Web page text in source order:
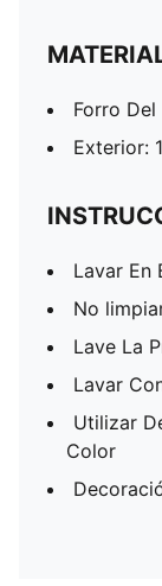
Forro
Exterior:
Lavar En
No
Lave La
Lavar
Utilizar
Color